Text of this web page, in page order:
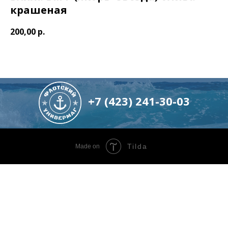
крашеная
200,00 р.
+7 (423) 241-30-03
Made on Tilda